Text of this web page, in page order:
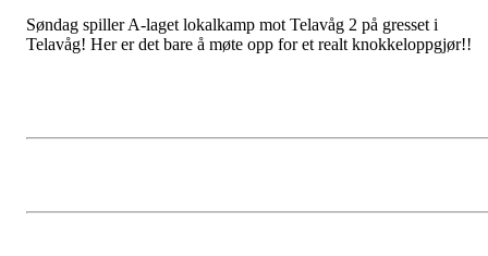
Søndag spiller A-laget lokalkamp mot Telavåg 2 på gresset i
Telavåg! Her er det bare å møte opp for et realt knokkeloppgjør!!